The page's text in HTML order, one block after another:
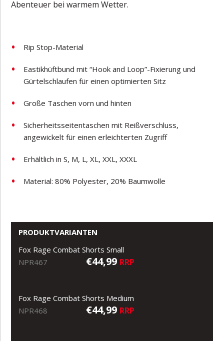
Abenteuer bei warmem Wetter.
Rip Stop-Material
Eastikhüftbund mit “Hook and Loop”-Fixierung und
Gürtelschlaufen für einen optimierten Sitz
Große Taschen vorn und hinten
Sicherheitsseitentaschen mit Reißverschluss,
angewickelt für einen erleichterten Zugriff
Erhältlich in S, M, L, XL, XXL, XXXL
Material: 80% Polyester, 20% Baumwolle
PRODUKTVARIANTEN
Fox Rage Combat Shorts Small
NPR467
€44,99 RRP
Fox Rage Combat Shorts Medium
NPR468
€44,99 RRP